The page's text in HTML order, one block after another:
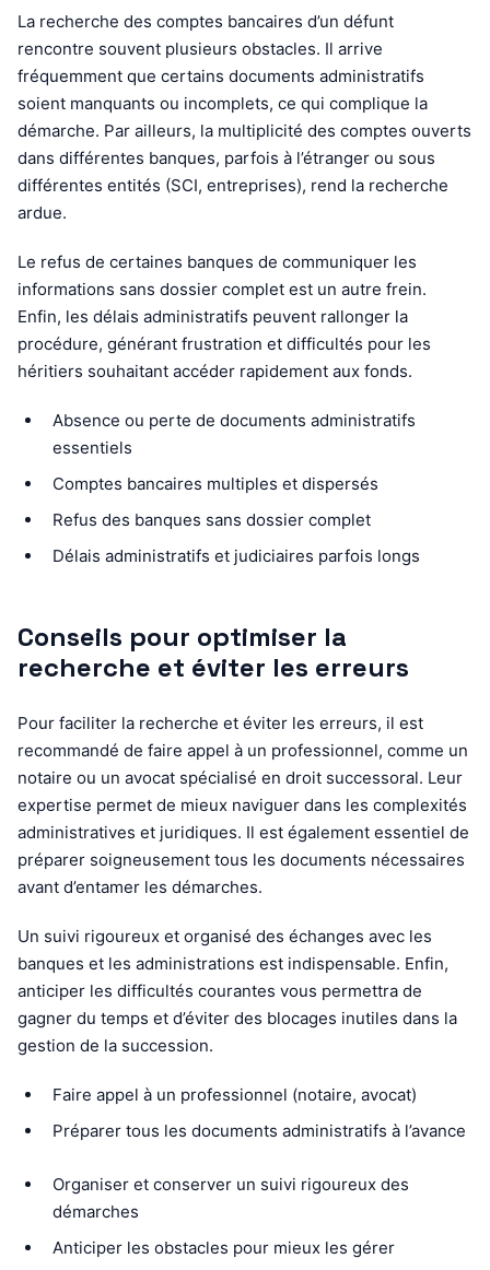
La recherche des comptes bancaires d’un défunt
rencontre souvent plusieurs obstacles. Il arrive
fréquemment que certains documents administratifs
soient manquants ou incomplets, ce qui complique la
démarche. Par ailleurs, la multiplicité des comptes ouverts
dans différentes banques, parfois à l’étranger ou sous
différentes entités (SCI, entreprises), rend la recherche
ardue.
Le refus de certaines banques de communiquer les
informations sans dossier complet est un autre frein.
Enfin, les délais administratifs peuvent rallonger la
procédure, générant frustration et difficultés pour les
héritiers souhaitant accéder rapidement aux fonds.
Absence ou perte de documents administratifs
essentiels
Comptes bancaires multiples et dispersés
Refus des banques sans dossier complet
Délais administratifs et judiciaires parfois longs
Conseils pour optimiser la
recherche et éviter les erreurs
Pour faciliter la recherche et éviter les erreurs, il est
recommandé de faire appel à un professionnel, comme un
notaire ou un avocat spécialisé en droit successoral. Leur
expertise permet de mieux naviguer dans les complexités
administratives et juridiques. Il est également essentiel de
préparer soigneusement tous les documents nécessaires
avant d’entamer les démarches.
Un suivi rigoureux et organisé des échanges avec les
banques et les administrations est indispensable. Enfin,
anticiper les difficultés courantes vous permettra de
gagner du temps et d’éviter des blocages inutiles dans la
gestion de la succession.
Faire appel à un professionnel (notaire, avocat)
Préparer tous les documents administratifs à l’avance
Organiser et conserver un suivi rigoureux des
démarches
Anticiper les obstacles pour mieux les gérer